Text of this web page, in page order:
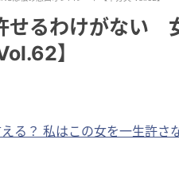
せるわけがない
】
る？ 私はこの女を一生許さ